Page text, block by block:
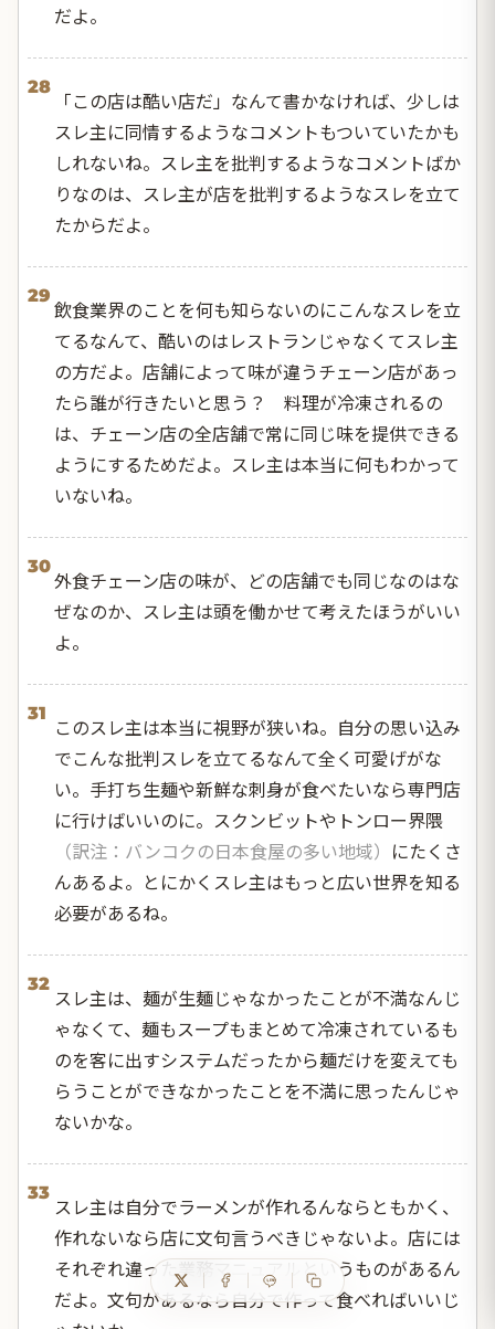
だよ。
28
「この店は酷い店だ」なんて書かなければ、少しは
スレ主に同情するようなコメントもついていたかも
しれないね。スレ主を批判するようなコメントばか
りなのは、スレ主が店を批判するようなスレを立て
たからだよ。
29
飲食業界のことを何も知らないのにこんなスレを立
てるなんて、酷いのはレストランじゃなくてスレ主
の方だよ。店舗によって味が違うチェーン店があっ
たら誰が行きたいと思う？ 料理が冷凍されるの
は、チェーン店の全店舗で常に同じ味を提供できる
ようにするためだよ。スレ主は本当に何もわかって
いないね。
30
外食チェーン店の味が、どの店舗でも同じなのはな
ぜなのか、スレ主は頭を働かせて考えたほうがいい
よ。
31
このスレ主は本当に視野が狭いね。自分の思い込み
でこんな批判スレを立てるなんて全く可愛げがな
い。手打ち生麺や新鮮な刺身が食べたいなら専門店
に行けばいいのに。スクンビットやトンロー界隈
（訳注：バンコクの日本食屋の多い地域） にたくさ
んあるよ。とにかくスレ主はもっと広い世界を知る
必要があるね。
32
スレ主は、麺が生麺じゃなかったことが不満なんじ
ゃなくて、麺もスープもまとめて冷凍されているも
のを客に出すシステムだったから麺だけを変えても
らうことができなかったことを不満に思ったんじゃ
ないかな。
33
スレ主は自分でラーメンが作れるんならともかく、
作れないなら店に文句言うべきじゃないよ。店には
それぞれ違った業務マニュアルというものがあるん
だよ。文句があるなら自分で作って食べればいいじ